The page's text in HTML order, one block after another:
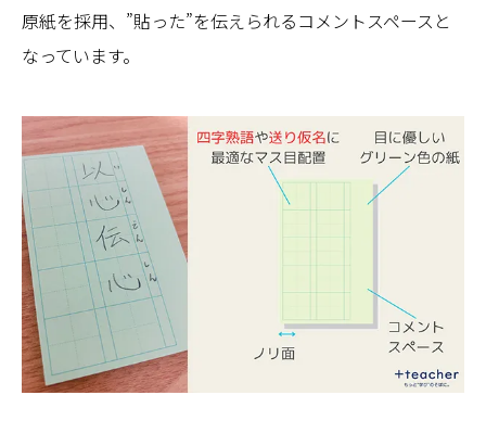
原紙を採用、”貼った”を伝えられるコメントスペースと
なっています。